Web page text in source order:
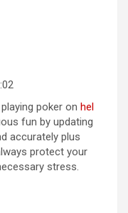
poker on he​l​
fun by updating
accurately plus
protect your
stress.